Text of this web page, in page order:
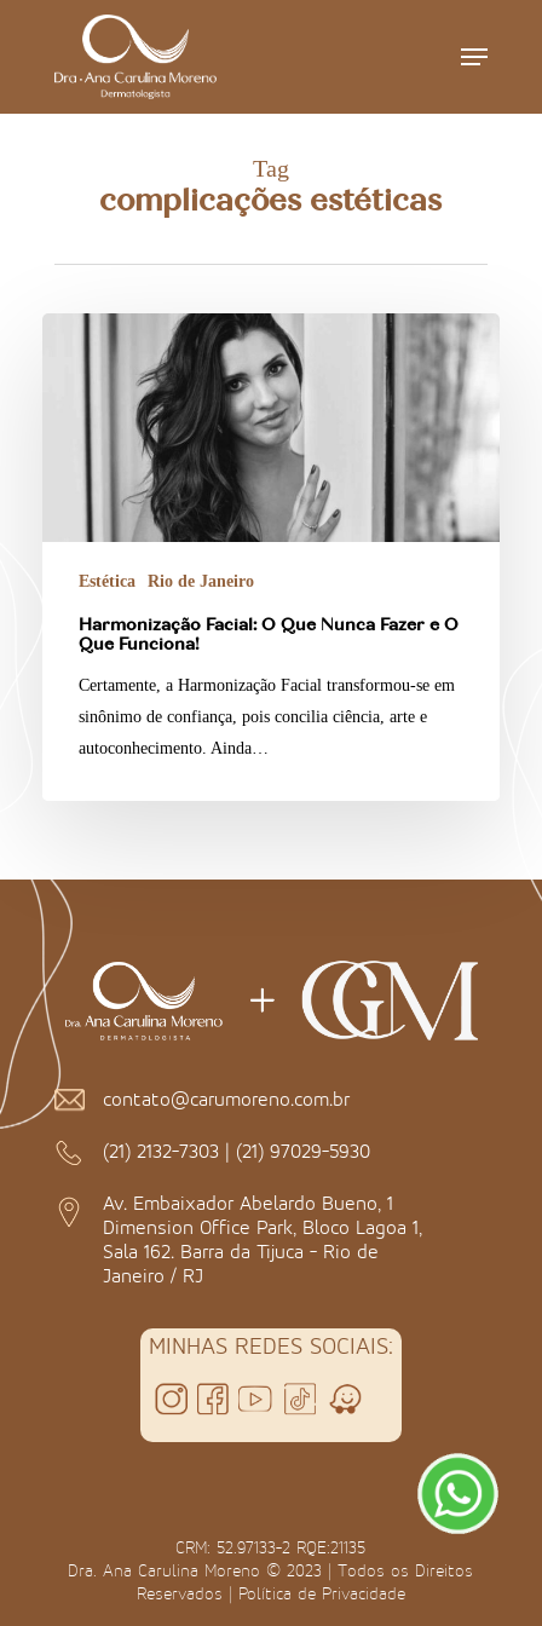
Menu
Tag
complicações estéticas
Estética Rio de Janeiro
Harmonização Facial: O Que Nunca Fazer e O
Que Funciona!
Certamente, a Harmonização Facial transformou-se em
sinônimo de confiança, pois concilia ciência, arte e
autoconhecimento. Ainda…
contato@carumoreno.com.br
(21) 2132-7303 | (21) 97029-5930
Av. Embaixador Abelardo Bueno, 1
Dimension Office Park, Bloco Lagoa 1,
Sala 162. Barra da Tijuca - Rio de
Janeiro / RJ
MINHAS REDES SOCIAIS:
CRM: 52.97133-2 RQE:21135
Dra. Ana Carulina Moreno © 2023 | Todos os Direitos
Reservados | Política de Privacidade